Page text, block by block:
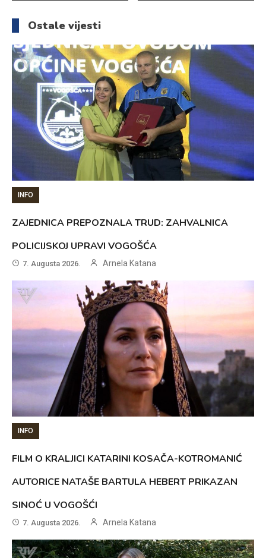
članaka
Ostale vijesti
INFO
ZAJEDNICA PREPOZNALA TRUD: ZAHVALNICA
POLICIJSKOJ UPRAVI VOGOŠĆA
7. Augusta 2026. Arnela Katana
INFO
FILM O KRALJICI KATARINI KOSAČA-KOTROMANIĆ
AUTORICE NATAŠE BARTULA HEBERT PRIKAZAN
SINOĆ U VOGOŠĆI
7. Augusta 2026. Arnela Katana